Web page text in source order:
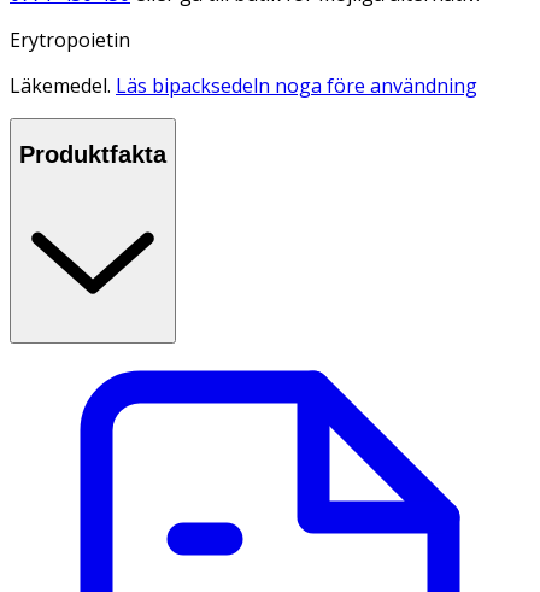
Erytropoietin
Läkemedel. Läs bipacksedeln noga före användning
Produktfakta